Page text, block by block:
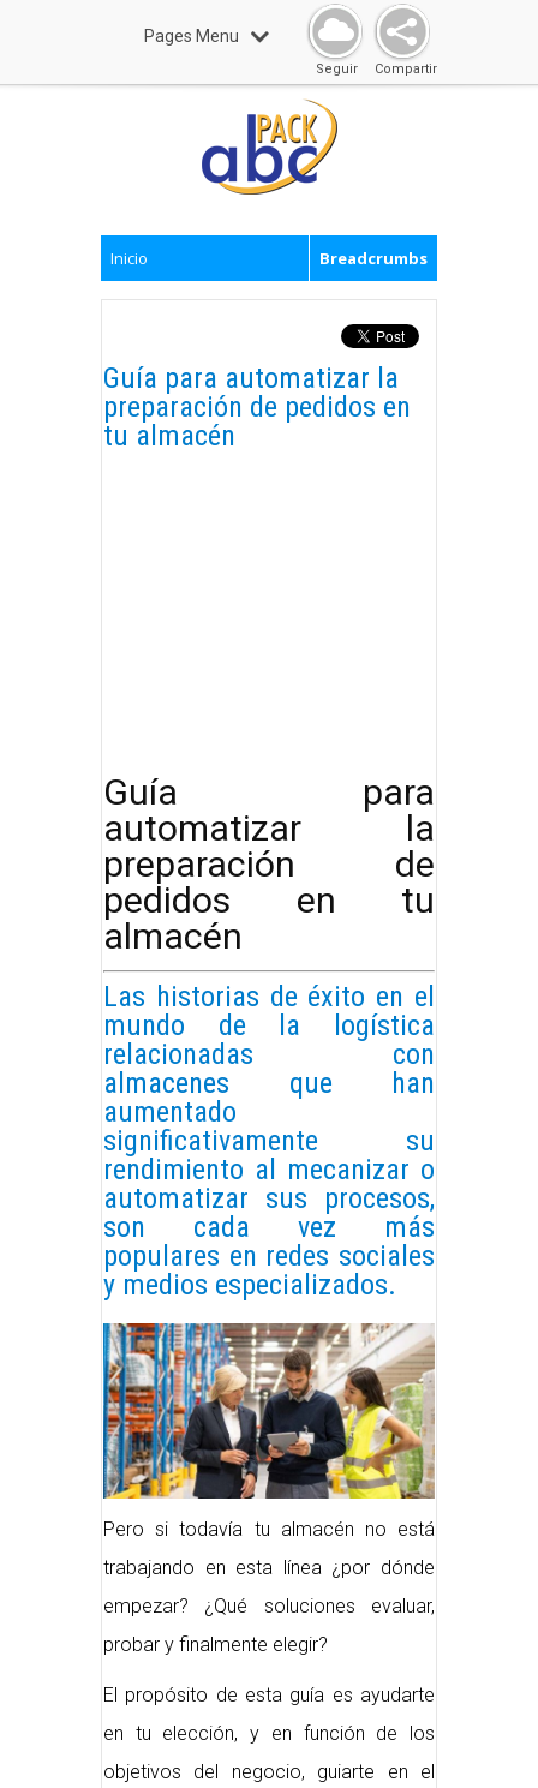
Pages Menu
Compartir
Seguir
Inicio Breadcrumbs
Guía para automatizar la
preparación de pedidos en
tu almacén
Guía para
automatizar la
preparación de
pedidos en tu
almacén
Las historias de éxito en el
mundo de la logística
relacionadas con
almacenes que han
aumentado
significativamente su
rendimiento al mecanizar o
automatizar sus procesos,
son cada vez más
populares en redes sociales
y medios especializados.
Pero si todavía tu almacén no está
trabajando en esta línea ¿por dónde
empezar? ¿Qué soluciones evaluar,
probar y finalmente elegir?
El propósito de esta guía es ayudarte
en tu elección, y en función de los
objetivos del negocio, guiarte en el